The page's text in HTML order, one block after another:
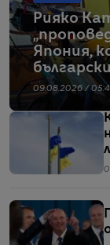
Рияко
Япония,
екзотика
09.08.2026 /